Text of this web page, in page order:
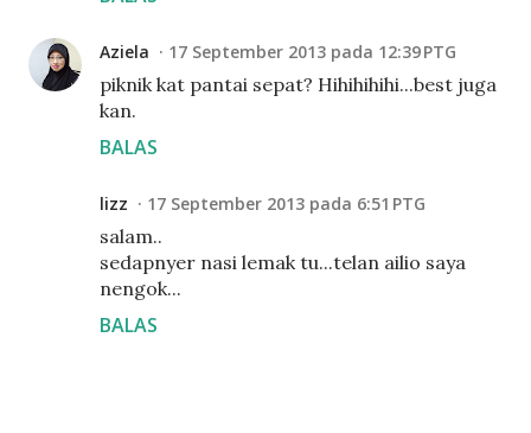
Aziela 17 September 2013 pada 12:39 PTG
piknik kat pantai sepat? Hihihihihi...best juga
kan.
BALAS
lizz 17 September 2013 pada 6:51 PTG
salam..
sedapnyer nasi lemak tu...telan ailio saya
nengok...
BALAS